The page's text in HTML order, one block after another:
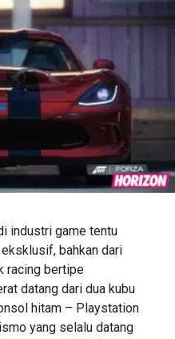
industri game tentu
bahkan dari
racing bertipe
datang dari dua kubu
hitam – Playstation
yang selalu datang